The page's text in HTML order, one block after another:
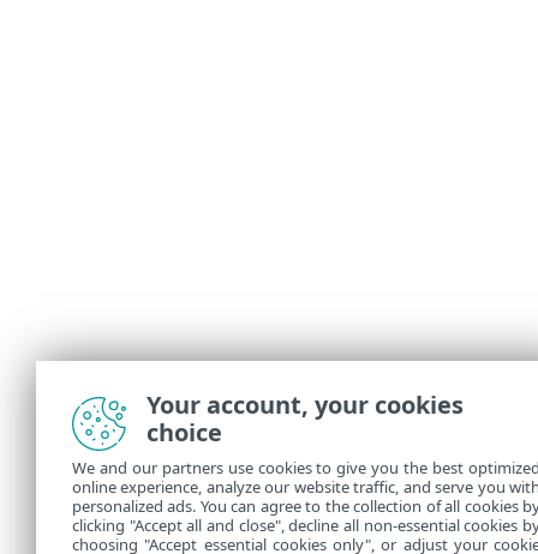
Your account, your cookies
choice
We and our partners use cookies to give you the best
online experience, analyze our website traffic, and serve you
personalized ads. You can agree to the collection of all cookies
clicking "Accept all and close", decline all non-essential cookies
choosing "Accept essential cookies only", or adjust your